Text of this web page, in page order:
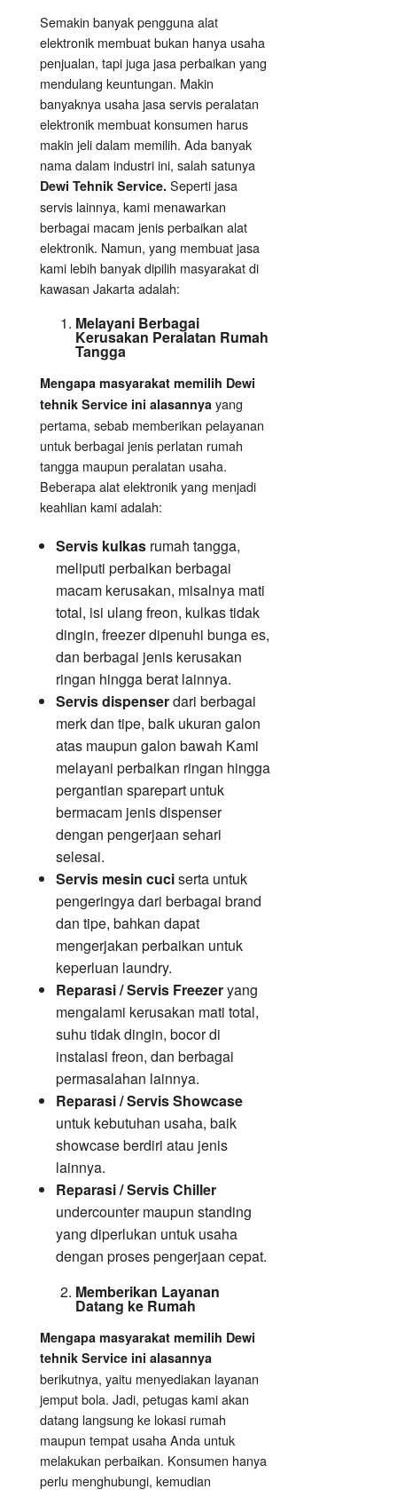
Semakin banyak pengguna alat
elektronik membuat bukan hanya usaha
penjualan, tapi juga jasa perbaikan yang
mendulang keuntungan. Makin
banyaknya usaha jasa servis peralatan
elektronik membuat konsumen harus
makin jeli dalam memilih. Ada banyak
nama dalam industri ini, salah satunya
Dewi Tehnik Service. Seperti jasa
servis lainnya, kami menawarkan
berbagai macam jenis perbaikan alat
elektronik. Namun, yang membuat jasa
kami lebih banyak dipilih masyarakat di
kawasan Jakarta adalah:
Melayani Berbagai
Kerusakan Peralatan Rumah
Tangga
Mengapa masyarakat memilih Dewi
tehnik Service ini alasannya yang
pertama, sebab memberikan pelayanan
untuk berbagai jenis perlatan rumah
tangga maupun peralatan usaha.
Beberapa alat elektronik yang menjadi
keahlian kami adalah:
Servis kulkasrumah tangga,
meliputi perbaikan berbagai
macam kerusakan, misalnya mati
total, isi ulang freon, kulkas tidak
dingin, freezer dipenuhi bunga es,
dan berbagai jenis kerusakan
ringan hingga berat lainnya.
Servis dispenserdari berbagai
merk dan tipe, baik ukuran galon
atas maupun galon bawah Kami
melayani perbaikan ringan hingga
pergantian sparepart untuk
bermacam jenis dispenser
dengan pengerjaan sehari
selesai.
Servis mesin cuciserta untuk
pengeringya dari berbagai brand
dan tipe, bahkan dapat
mengerjakan perbaikan untuk
keperluan laundry.
Reparasi / Servis Freezeryang
mengalami kerusakan mati total,
suhu tidak dingin, bocor di
instalasi freon, dan berbagai
permasalahan lainnya.
Reparasi / Servis Showcase
untuk kebutuhan usaha, baik
showcase berdiri atau jenis
lainnya.
Reparasi / Servis Chiller
undercounter maupun standing
yang diperlukan untuk usaha
dengan proses pengerjaan cepat.
Memberikan Layanan
Datang ke Rumah
Mengapa masyarakat memilih Dewi
tehnik Service ini alasannya
berikutnya, yaitu menyediakan layanan
jemput bola. Jadi, petugas kami akan
datang langsung ke lokasi rumah
maupun tempat usaha Anda untuk
melakukan perbaikan. Konsumen hanya
perlu menghubungi, kemudian